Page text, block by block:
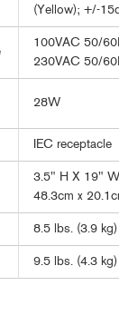
(Yellow); +/-
100VAC 50/
230VAC 50/
28W
IEC receptacle
3.5" H X 19"
48.3cm x
8.5 lbs. (3.9 kg)
9.5 lbs. (4.3 kg)